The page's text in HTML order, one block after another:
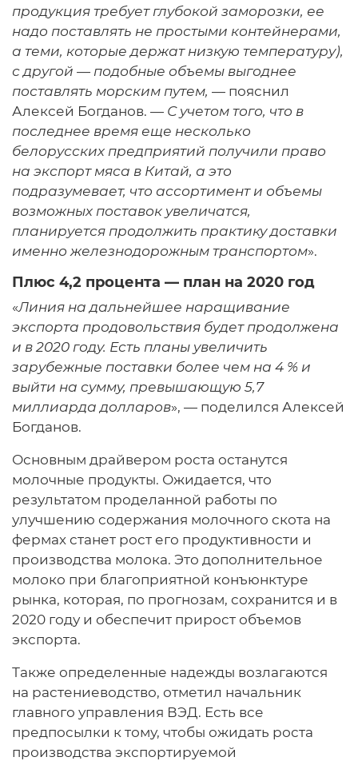
продукция требует глубокой заморозки, ее
надо поставлять не простыми контейнерами,
а теми, которые держат низкую температуру),
с другой — подобные объемы выгоднее
поставлять морским путем, — пояснил
Алексей Богданов. — С учетом того, что в
последнее время еще несколько
белорусских предприятий получили право
на экспорт мяса в Китай, а это
подразумевает, что ассортимент и объемы
возможных поставок увеличатся,
планируется продолжить практику доставки
именно железнодорожным транспортом».
Плюс 4,2 процента — план на 2020 год
«Линия на дальнейшее наращивание
экспорта продовольствия будет продолжена
и в 2020 году. Есть планы увеличить
зарубежные поставки более чем на 4 % и
выйти на сумму, превышающую 5,7
миллиарда долларов», — поделился Алексей
Богданов.
Основным драйвером роста останутся
молочные продукты. Ожидается, что
результатом проделанной работы по
улучшению содержания молочного скота на
фермах станет рост его продуктивности и
производства молока. Это дополнительное
молоко при благоприятной конъюнктуре
рынка, которая, по прогнозам, сохранится и в
2020 году и обеспечит прирост объемов
экспорта.
Также определенные надежды возлагаются
на растениеводство, отметил начальник
главного управления ВЭД. Есть все
предпосылки к тому, чтобы ожидать роста
производства экспортируемой